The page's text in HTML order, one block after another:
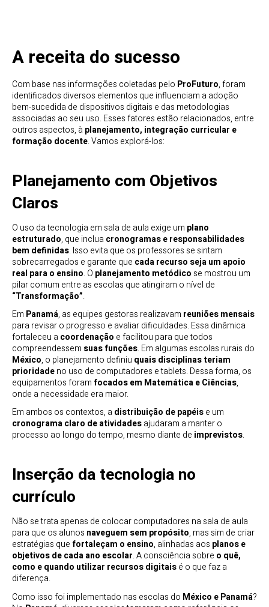
A receita do sucesso
Com base nas informações coletadas pelo ProFuturo, foram
identificados diversos elementos que influenciam a adoção
bem-sucedida de dispositivos digitais e das metodologias
associadas ao seu uso. Esses fatores estão relacionados, entre
outros aspectos, à planejamento, integração curricular e
formação docente. Vamos explorá-los:
Planejamento com Objetivos
Claros
O uso da tecnologia em sala de aula exige um plano
estruturado, que inclua cronogramas e responsabilidades
bem definidas. Isso evita que os professores se sintam
sobrecarregados e garante que cada recurso seja um apoio
real para o ensino. O planejamento metódico se mostrou um
pilar comum entre as escolas que atingiram o nível de
“Transformação”.
Em Panamá, as equipes gestoras realizavam reuniões mensais
para revisar o progresso e avaliar dificuldades. Essa dinâmica
fortaleceu a coordenação e facilitou para que todos
compreendessem suas funções. Em algumas escolas rurais do
México, o planejamento definiu quais disciplinas teriam
prioridadeno uso de computadores e tablets. Dessa forma, os
equipamentos foramfocados em Matemática e Ciências,
onde a necessidade era maior.
Em ambos os contextos, a distribuição de papéise um
cronograma claro de atividadesajudaram a manter o
processo ao longo do tempo, mesmo diante de imprevistos.
Inserção da tecnologia no
currículo
Não se trata apenas de colocar computadores na sala de aula
para que os alunos naveguem sem propósito, mas sim de criar
estratégias quefortaleçam o ensino, alinhadas aos planos e
objetivos de cada ano escolar. A consciência sobre o quê,
como e quando utilizar recursos digitaisé o que faz a
diferença.
Como isso foi implementado nas escolas do México e Panamá?